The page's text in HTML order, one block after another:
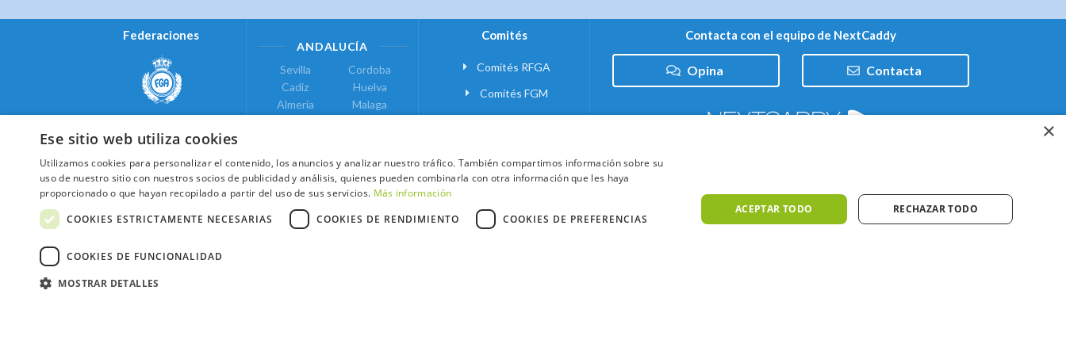
Federaciones
Real Federación Andaluza de
Golf
Federación de Golf de Madrid
ANDALUCÍA
Sevilla
Cadiz
Almeria
Cordoba
Huelva
Malaga
Valencia
COMUNIDAD DE MADRID
Madrid
Comités
Comités RFGA
Comités FGM
Contacta con el equipo de NextCaddy
Opina Contacta
2026 ©NextCaddy.
×
Ese sitio web utiliza cookies
Utilizamos cookies para personalizar el contenido, los anuncios y analizar nuestro tráfico. También compartimos información sobre su
uso de nuestro sitio con nuestros socios de publicidad y análisis, quienes pueden combinarla con otra información que les haya
proporcionado o que hayan recopilado a partir del uso de sus servicios. Más información
COOKIES ESTRICTAMENTE NECESARIAS
COOKIES DE RENDIMIENTO COOKIES DE PREFERENCIAS
COOKIES DE FUNCIONALIDAD
MOSTRAR DETALLES
ACEPTAR TODO RECHAZAR TODO